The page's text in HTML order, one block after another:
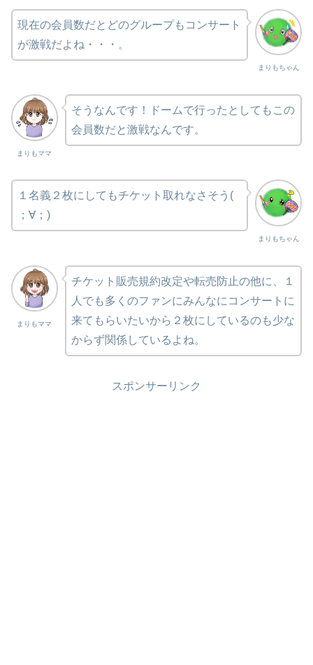
まりもちゃん
現在の会員数だとどのグループもコンサート
が激戦だよね・・・。
まりもママ
そうなんです！ドームで行ったとしてもこの
会員数だと激戦なんです。
まりもちゃん
１名義２枚にしてもチケット取れなさそう(
；∀；)
まりもママ
チケット販売規約改定や転売防止の他に、１
人でも多くのファンにみんなにコンサートに
来てもらいたいから２枚にしているのも少な
からず関係しているよね。
スポンサーリンク